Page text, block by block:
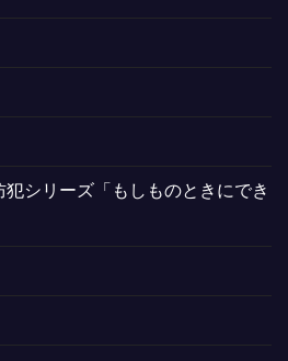
シリーズ「もしものときにでき